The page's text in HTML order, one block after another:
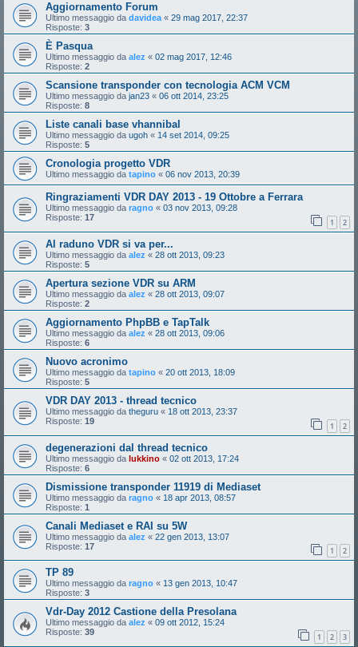
Aggiornamento Forum
Ultimo messaggio da davidea « 29 mag 2017, 22:37
Risposte: 3
È Pasqua
Ultimo messaggio da alez « 02 mag 2017, 12:46
Risposte: 2
Scansione transponder con tecnologia ACM VCM
Ultimo messaggio da jan23 « 06 ott 2014, 23:25
Risposte: 8
Liste canali base vhannibal
Ultimo messaggio da ugoh « 14 set 2014, 09:25
Risposte: 5
Cronologia progetto VDR
Ultimo messaggio da tapino « 06 nov 2013, 20:39
Ringraziamenti VDR DAY 2013 - 19 Ottobre a Ferrara
Ultimo messaggio da ragno « 03 nov 2013, 09:28
Risposte: 17 1 2
Al raduno VDR si va per...
Ultimo messaggio da alez « 28 ott 2013, 09:23
Risposte: 5
Apertura sezione VDR su ARM
Ultimo messaggio da alez « 28 ott 2013, 09:07
Risposte: 2
Aggiornamento PhpBB e TapTalk
Ultimo messaggio da alez « 28 ott 2013, 09:06
Risposte: 6
Nuovo acronimo
Ultimo messaggio da tapino « 20 ott 2013, 18:09
Risposte: 5
VDR DAY 2013 - thread tecnico
Ultimo messaggio da theguru « 18 ott 2013, 23:37
Risposte: 19 1 2
degenerazioni dal thread tecnico
Ultimo messaggio da lukkino « 02 ott 2013, 17:24
Risposte: 6
Dismissione transponder 11919 di Mediaset
Ultimo messaggio da ragno « 18 apr 2013, 08:57
Risposte: 1
Canali Mediaset e RAI su 5W
Ultimo messaggio da alez « 22 gen 2013, 13:07
Risposte: 17 1 2
TP 89
Ultimo messaggio da ragno « 13 gen 2013, 10:47
Risposte: 3
Vdr-Day 2012 Castione della Presolana
Ultimo messaggio da alez « 09 ott 2012, 15:24
Risposte: 39 1 2 3